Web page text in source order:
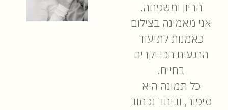
הריון ומשפחה.
אני מאמינה בצילום
כאמנות לתיעוד
הרגעים הכי יקרים
בחיים.
כל תמונה היא
סיפור, וביחד נכתוב